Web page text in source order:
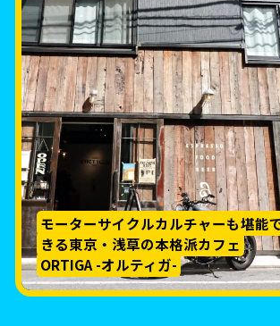
モーターサイクルカルチャーも堪能
きる東京・浅草の本格派カフェ
ORTIGA -オルティガ-